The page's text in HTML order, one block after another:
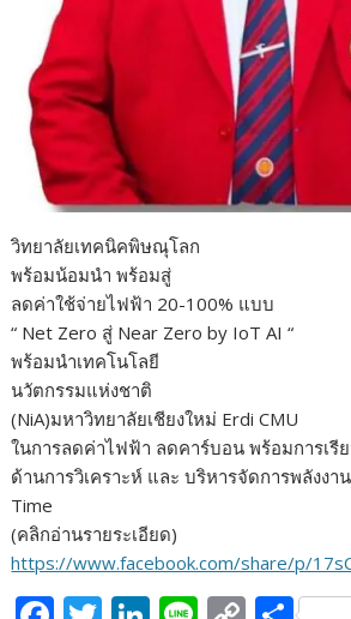
วิทยาลัยเทคนิคพิษณุโลก
พร้อมน้อมนำ พร้อมสู่
ลดค่าใช้จ่ายไฟฟ้า 20-100% แบบ
“ Net Zero สู่ Near Zero by IoT AI “
พร้อมนำเทคโนโลยี
นวัตกรรมแห่งชาติ
(NiA)มหาวิทยาลัยเชียงใหม่ Erdi CMU
ในการลดค่าไฟฟ้า ลดคาร์บอน พร้อมการเรี
ด้านการวิเคราะห์ และ บริหารจัดการพลังงา
Time
(คลิกอ่านรายระเอียด)
https://www.facebook.com/share/p/